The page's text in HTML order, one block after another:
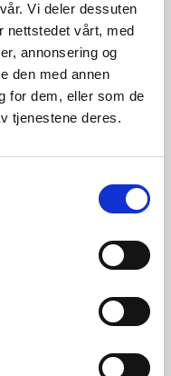
Vi deler dessuten
nettstedet vårt, med
annonsering og
den med annen
for dem, eller som de
tjenestene deres.
tar hensyn til